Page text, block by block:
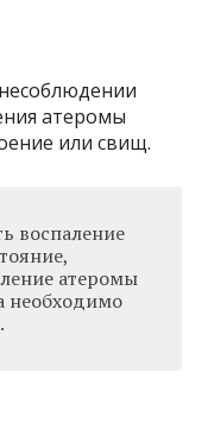
атеромы
или свищ.
воспаление
атеромы
необходимо